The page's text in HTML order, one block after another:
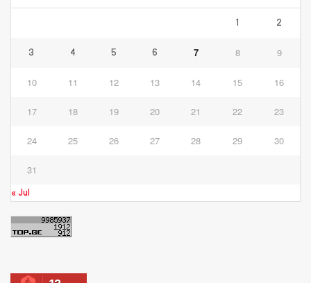
1 2
3 4 5 6 7 8 9
10 11 12 13 14 15 16
17 18 19 20 21 22 23
24 25 26 27 28 29 30
31
« Jul